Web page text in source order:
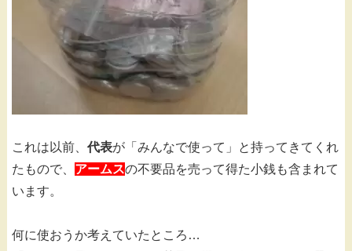
これは以前、 代表が「みんなで使って」と持ってきてくれ
たもので、 アームスの不要品を売って得た小銭も含まれて
います。
何に使おうか考えていたところ…